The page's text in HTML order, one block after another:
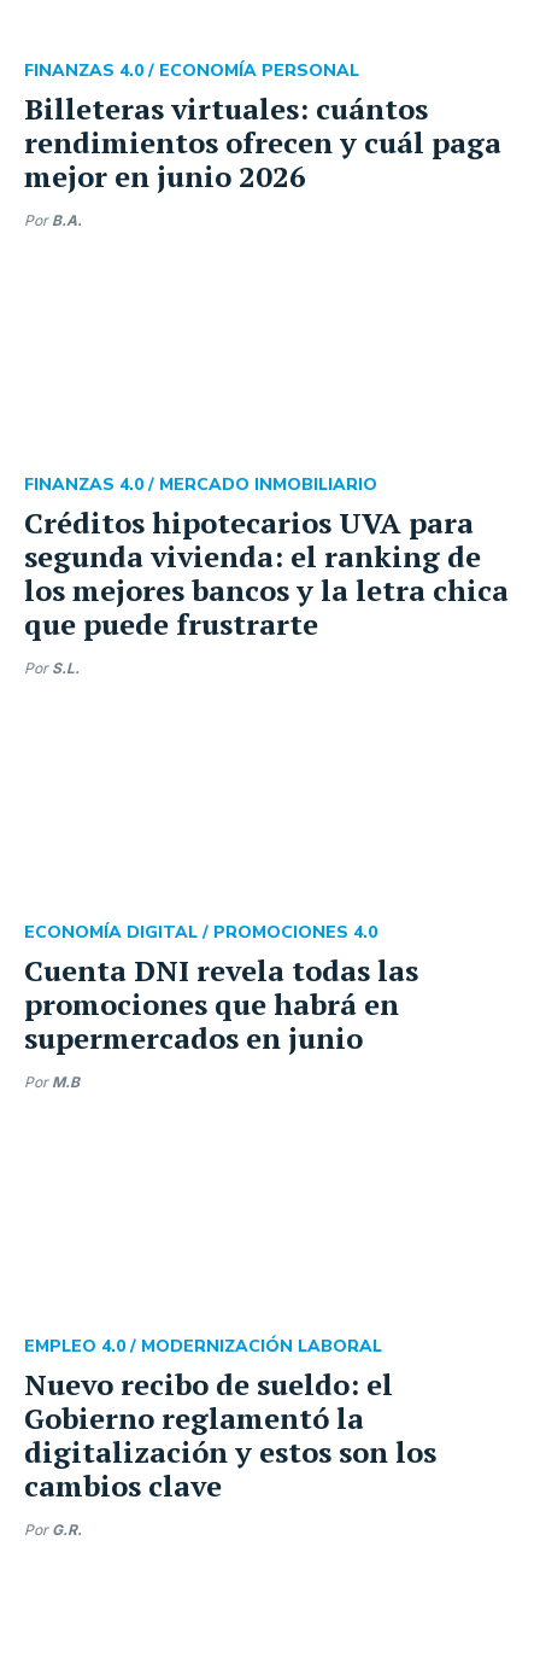
Billeteras virtuales: cuántos
rendimientos ofrecen y cuál paga
mejor en junio 2026
FINANZAS 4.0 / ECONOMÍA PERSONAL
Por B.A.
Créditos hipotecarios UVA para
segunda vivienda: el ranking de
los mejores bancos y la letra chica
que puede frustrarte
FINANZAS 4.0 / MERCADO INMOBILIARIO
Por S.L.
Cuenta DNI revela todas las
promociones que habrá en
supermercados en junio
ECONOMÍA DIGITAL / PROMOCIONES 4.0
Por M.B
Nuevo recibo de sueldo: el
Gobierno reglamentó la
digitalización y estos son los
cambios clave
EMPLEO 4.0 / MODERNIZACIÓN LABORAL
Por G.R.